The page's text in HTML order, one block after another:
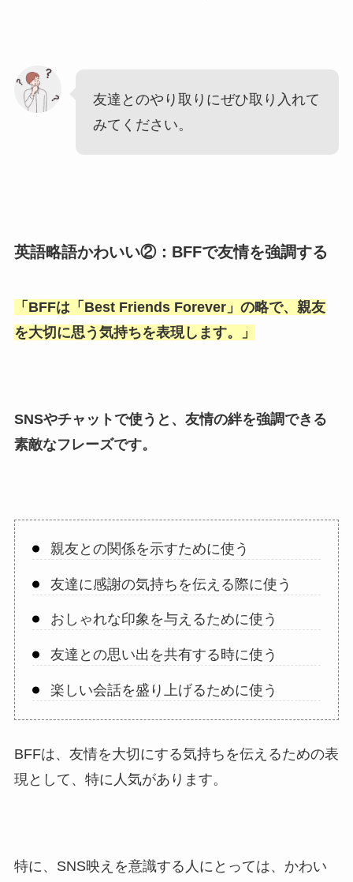
友達とのやり取りにぜひ取り入れて
みてください。
英語略語かわいい②：BFFで友情を強調する
「 BFFは「Best Friends Forever」の略で、親友
を大切に思う気持ちを表現します。」
SNSやチャットで使うと、友情の絆を強調できる
素敵なフレーズです。
親友との関係を示すために使う
友達に感謝の気持ちを伝える際に使う
おしゃれな印象を与えるために使う
友達との思い出を共有する時に使う
楽しい会話を盛り上げるために使う
BFFは、友情を大切にする気持ちを伝えるための表
現として、特に人気があります。
特に、SNS映えを意識する人にとっては、かわい